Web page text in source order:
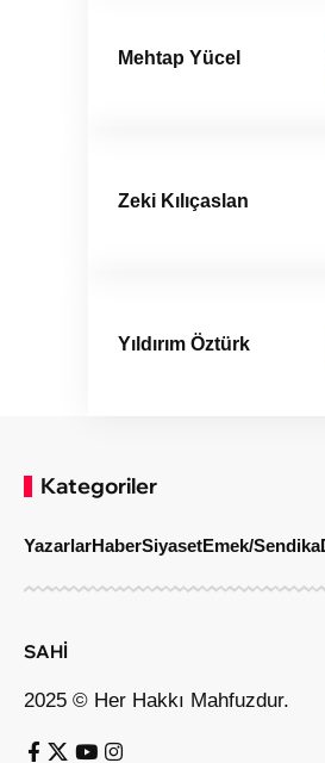
Mehtap Yücel
Zeki Kılıçaslan
Yıldırım Öztürk
Kategoriler
YazarlarHaberSiyasetEmek/Sendika
SAHİ
2025 © Her Hakkı Mahfuzdur.